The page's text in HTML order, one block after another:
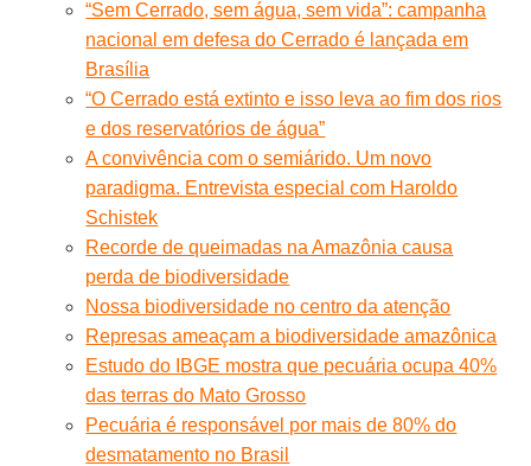
“Sem Cerrado, sem água, sem vida”: campanha
nacional em defesa do Cerrado é lançada em
Brasília
“O Cerrado está extinto e isso leva ao fim dos rios
e dos reservatórios de água”
A convivência com o semiárido. Um novo
paradigma. Entrevista especial com Haroldo
Schistek
Recorde de queimadas na Amazônia causa
perda de biodiversidade
Nossa biodiversidade no centro da atenção
Represas ameaçam a biodiversidade amazônica
Estudo do IBGE mostra que pecuária ocupa 40%
das terras do Mato Grosso
Pecuária é responsável por mais de 80% do
desmatamento no Brasil